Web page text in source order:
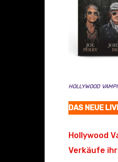
z
F
e
HOLLYWOOD
DAS NEUE
Hollywood
Verkäufe